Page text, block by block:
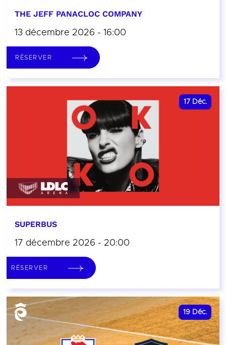
THE JEFF PANACLOC COMPANY
13 décembre 2026 - 16:00
RÉSERVER
17 Déc.
SUPERBUS
17 décembre 2026 - 20:00
RÉSERVER
19 Déc.